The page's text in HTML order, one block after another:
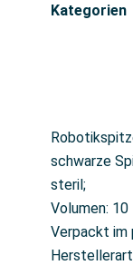
Kategorien
schwarze
steril;
Volumen: 10
Verpackt im